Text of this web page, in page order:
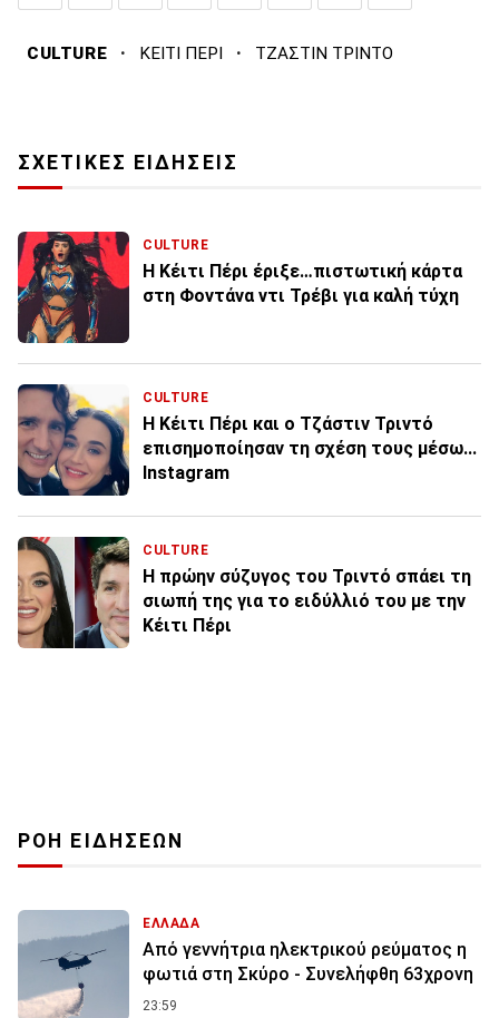
CULTURE · ΚΕΙΤΙ ΠΕΡΙ · ΤΖΑΣΤΙΝ ΤΡΙΝΤΟ
ΣΧΕΤΙΚΕΣ ΕΙΔΗΣΕΙΣ
CULTURE
Η Κέιτι Πέρι έριξε…πιστωτική κάρτα
στη Φοντάνα ντι Τρέβι για καλή τύχη
CULTURE
Η Κέιτι Πέρι και ο Τζάστιν Τριντό
επισημοποίησαν τη σχέση τους μέσω...
Instagram
CULTURE
Η πρώην σύζυγος του Τριντό σπάει τη
σιωπή της για το ειδύλλιό του με την
Κέιτι Πέρι
ΡΟΗ ΕΙΔΗΣΕΩΝ
ΕΛΛΑΔΑ
Από γεννήτρια ηλεκτρικού ρεύματος η
φωτιά στη Σκύρο - Συνελήφθη 63χρονη
23:59